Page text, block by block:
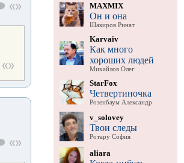
MAXMIX
Он и она
Шакиров Ринат
Karvaiv
Как много
хороших людей
Михайлов Олег
StarFox
Четвертиночка
Розенбаум Александр
v_solovey
Твои следы
Ротару София
aliara